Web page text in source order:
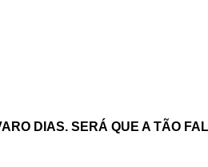
DIAS. SERÁ QUE A TÃO